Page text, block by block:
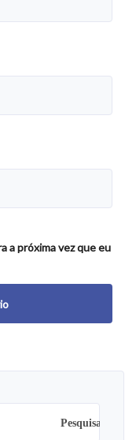
a próxima vez que eu